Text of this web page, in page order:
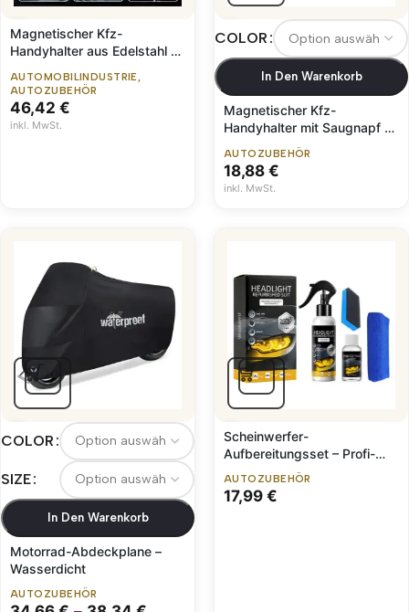
Magnetischer Kfz-
Handyhalter aus Edelstahl –
AUTOMOBILINDUSTRIE
AUTOZUBEHÖR
46,42 €
inkl. MwSt.
COLOR
In Den Warenkorb
Magnetischer Kfz-
Handyhalter mit Saugnapf –
AUTOZUBEHÖR
18,88 €
inkl. MwSt.
COLOR
SIZE
In Den Warenkorb
Motorrad-Abdeckplane –
Wasserdicht
AUTOZUBEHÖR
Scheinwerfer-
Aufbereitungsset – Profi-
AUTOZUBEHÖR
17,99 €